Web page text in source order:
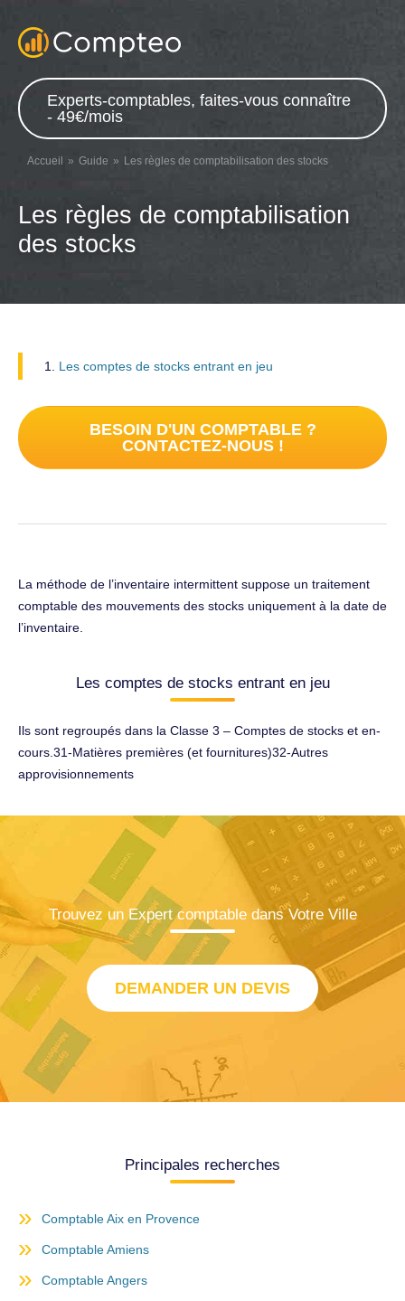
Experts-comptables, faites-vous connaître
- 49€/mois
Accueil Guide Les règles de comptabilisation des stocks
Les règles de comptabilisation
des stocks
Les comptes de stocks entrant en jeu
BESOIN D'UN COMPTABLE ?
CONTACTEZ-NOUS !
La méthode de l’inventaire intermittent suppose un traitement
comptable des mouvements des stocks uniquement à la date de
l’inventaire.
Les comptes de stocks entrant en jeu
Ils sont regroupés dans la Classe 3 – Comptes de stocks et en-
cours.31-Matières premières (et fournitures)32-Autres
approvisionnements
Trouvez un Expert comptable dans Votre Ville
DEMANDER UN DEVIS
Principales recherches
Comptable Aix en Provence
Comptable Amiens
Comptable Angers